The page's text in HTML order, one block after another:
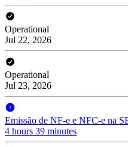
Operational
Jul 22, 2026
Operational
Jul 23, 2026
Emissão de NF-e e NFC-e na
4 hours 39 minutes